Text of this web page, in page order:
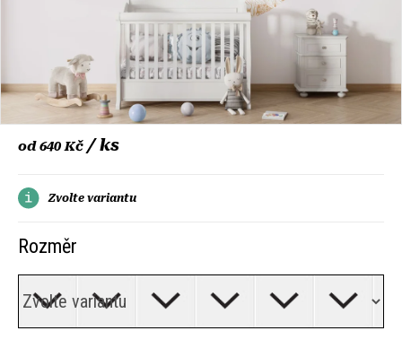
od640 Kč / ks
Zvolte variantu
Rozměr